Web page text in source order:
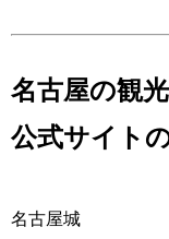
名古屋の観
公式サイト
名古屋城